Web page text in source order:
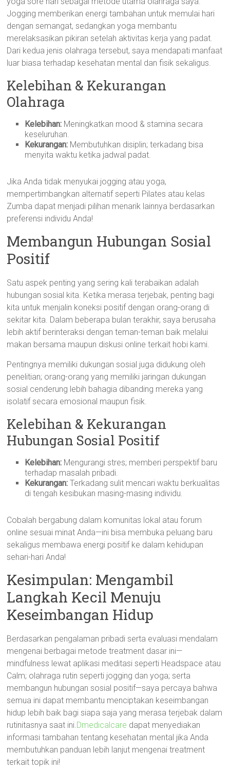
Jogging memberikan energi tambahan untuk memulai hari
dengan semangat, sedangkan yoga membantu
merelaksasikan pikiran setelah aktivitas kerja yang padat.
Dari kedua jenis olahraga tersebut, saya mendapati manfaat
luar biasa terhadap kesehatan mental dan fisik sekaligus.
Kelebihan & Kekurangan
Olahraga
Kelebihan: Meningkatkan mood & stamina secara
keseluruhan.
Kekurangan: Membutuhkan disiplin; terkadang bisa
menyita waktu ketika jadwal padat.
Jika Anda tidak menyukai jogging atau yoga,
mempertimbangkan alternatif seperti Pilates atau kelas
Zumba dapat menjadi pilihan menarik lainnya berdasarkan
preferensi individu Anda!
Membangun Hubungan Sosial
Positif
Satu aspek penting yang sering kali terabaikan adalah
hubungan sosial kita. Ketika merasa terjebak, penting bagi
kita untuk menjalin koneksi positif dengan orang-orang di
sekitar kita. Dalam beberapa bulan terakhir, saya berusaha
lebih aktif berinteraksi dengan teman-teman baik melalui
makan bersama maupun diskusi online terkait hobi kami.
Pentingnya memiliki dukungan sosial juga didukung oleh
penelitian; orang-orang yang memiliki jaringan dukungan
sosial cenderung lebih bahagia dibanding mereka yang
isolatif secara emosional maupun fisik.
Kelebihan & Kekurangan
Hubungan Sosial Positif
Kelebihan: Mengurangi stres; memberi perspektif baru
terhadap masalah pribadi.
Kekurangan: Terkadang sulit mencari waktu berkualitas
di tengah kesibukan masing-masing individu.
Cobalah bergabung dalam komunitas lokal atau forum
online sesuai minat Anda—ini bisa membuka peluang baru
sekaligus membawa energi positif ke dalam kehidupan
sehari-hari Anda!
Kesimpulan: Mengambil
Langkah Kecil Menuju
Keseimbangan Hidup
Berdasarkan pengalaman pribadi serta evaluasi mendalam
mengenai berbagai metode treatment dasar ini—
mindfulness lewat aplikasi meditasi seperti Headspace atau
Calm; olahraga rutin seperti jogging dan yoga; serta
membangun hubungan sosial positif—saya percaya bahwa
semua ini dapat membantu menciptakan keseimbangan
hidup lebih baik bagi siapa saja yang merasa terjebak dalam
rutinitasnya saat ini.Dmedicalcare dapat menyediakan
informasi tambahan tentang kesehatan mental jika Anda
membutuhkan panduan lebih lanjut mengenai treatment
terkait topik ini!